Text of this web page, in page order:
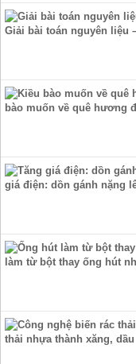
Giải bài toán nguyên liệu
bào muốn về quê hương
giá điện: dồn gánh nặng
làm từ bột thay ống hút
thải nhựa thành xăng, dầu